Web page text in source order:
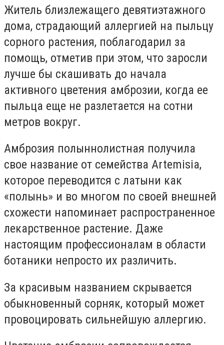
Житель близлежащего девятиэтажного
дома, страдающий аллергией на пыльцу
сорного растения, поблагодарил за
помощь, отметив при этом, что заросли
лучше бы скашивать до начала
активного цветения амброзии, когда ее
пыльца еще не разлетается на сотни
метров вокруг.
Амброзия полыннолистная получила
свое название от семейства Artemisia,
которое переводится с латыни как
«полынь» и во многом по своей внешней
схожести напоминает распространенное
лекарственное растение. Даже
настоящим профессионалам в области
ботаники непросто их различить.
За красивым названием скрывается
обыкновенный сорняк, который может
провоцировать сильнейшую аллергию.